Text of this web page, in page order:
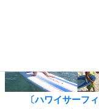
〔ハワイサーフ